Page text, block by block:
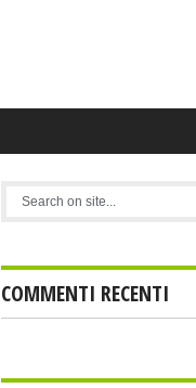
COMMENTI RECENTI